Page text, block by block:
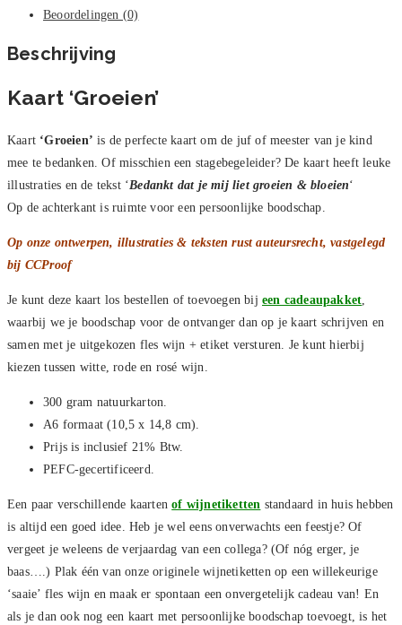
Beoordelingen (0)
Beschrijving
Kaart ‘Groeien’
Kaart ‘Groeien’ is de perfecte kaart om de juf of meester van je kind
mee te bedanken. Of misschien een stagebegeleider? De kaart heeft leuke
illustraties en de tekst ‘Bedankt dat je mij liet groeien & bloeien‘
Op de achterkant is ruimte voor een persoonlijke boodschap.
Op onze ontwerpen, illustraties & teksten rust auteursrecht, vastgelegd
bij CCProof
Je kunt deze kaart los bestellen of toevoegen bij een cadeaupakket
waarbij we je boodschap voor de ontvanger dan op je kaart schrijven en
samen met je uitgekozen fles wijn + etiket versturen. Je kunt hierbij
kiezen tussen witte, rode en rosé wijn.
300 gram natuurkarton.
A6 formaat (10,5 x 14,8 cm).
Prijs is inclusief 21% Btw.
PEFC-gecertificeerd.
Een paar verschillende kaartenof wijnetiketten standaard in huis hebben
is altijd een goed idee. Heb je wel eens onverwachts een feestje? Of
vergeet je weleens de verjaardag van een collega? (Of nóg erger, je
baas….) Plak één van onze originele wijnetiketten op een willekeurige
‘saaie’ fles wijn en maak er spontaan een onvergetelijk cadeau van! En
als je dan ook nog een kaart met persoonlijke boodschap toevoegt, is het